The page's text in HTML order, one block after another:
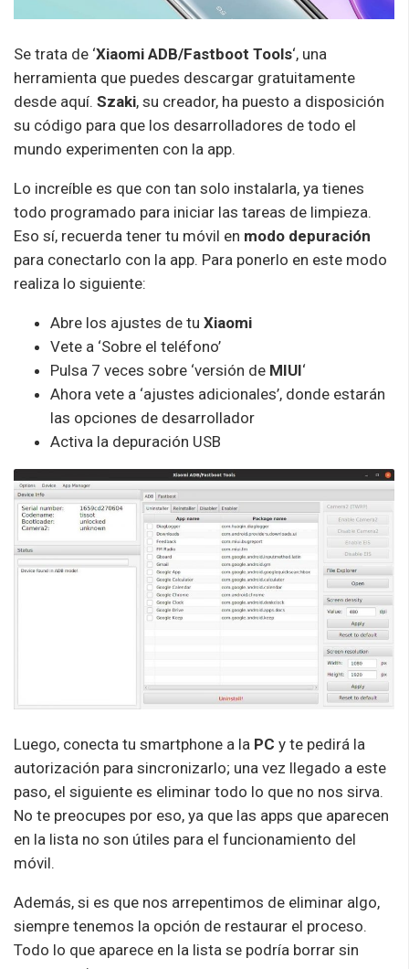
Se trata de ‘Xiaomi ADB/Fastboot Tools‘, una
herramienta que puedes descargar gratuitamente
desde aquí. Szaki, su creador, ha puesto a disposición
su código para que los desarrolladores de todo el
mundo experimenten con la app.
Lo increíble es que con tan solo instalarla, ya tienes
todo programado para iniciar las tareas de limpieza.
Eso sí, recuerda tener tu móvil en modo depuración
para conectarlo con la app. Para ponerlo en este modo
realiza lo siguiente:
Abre los ajustes de tu Xiaomi
Vete a ‘Sobre el teléfono’
Pulsa 7 veces sobre ‘versión de MIUI‘
Ahora vete a ‘ajustes adicionales’, donde estarán
las opciones de desarrollador
Activa la depuración USB
Luego, conecta tu smartphone a la PC y te pedirá la
autorización para sincronizarlo; una vez llegado a este
paso, el siguiente es eliminar todo lo que no nos sirva.
No te preocupes por eso, ya que las apps que aparecen
en la lista no son útiles para el funcionamiento del
móvil.
Además, si es que nos arrepentimos de eliminar algo,
siempre tenemos la opción de restaurar el proceso.
Todo lo que aparece en la lista se podría borrar sin